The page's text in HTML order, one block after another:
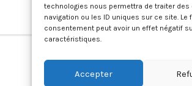
technologies nous permettra de traiter
navigation ou les ID uniques sur ce site.
consentement peut avoir un effet négatif
caractéristiques.
Accepter